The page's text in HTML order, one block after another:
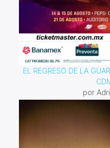
EL REGRESO DE LA
por